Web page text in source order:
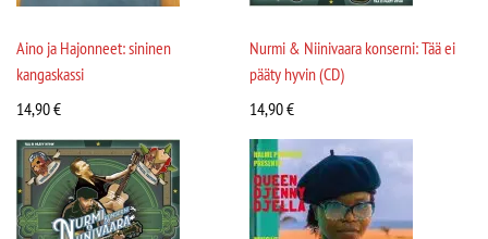
Aino ja Hajonneet: sininen
kangaskassi
14,90€
Nurmi & Niinivaara konserni: Tää ei
pääty hyvin (CD)
14,90€